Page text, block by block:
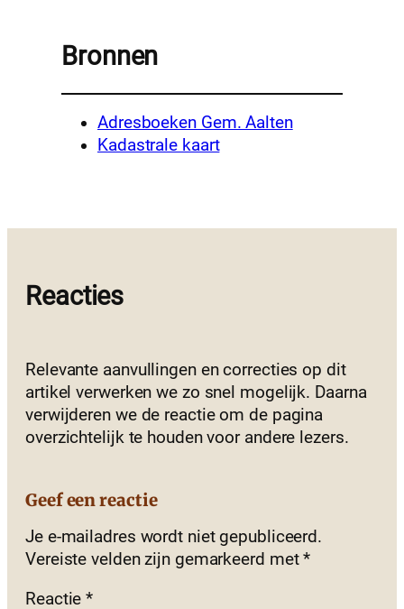
Bronnen
Adresboeken Gem. Aalten
Kadastrale kaart
Reacties
Relevante aanvullingen en correcties op dit
artikel verwerken we zo snel mogelijk. Daarna
verwijderen we de reactie om de pagina
overzichtelijk te houden voor andere lezers.
Geef een reactie
Je e-mailadres wordt niet gepubliceerd.
Vereiste velden zijn gemarkeerd met*
Reactie*